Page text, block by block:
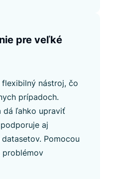
pre veľké
nástroj, čo
prípadoch.
dá ľahko upraviť
aj
Pomocou
problémov